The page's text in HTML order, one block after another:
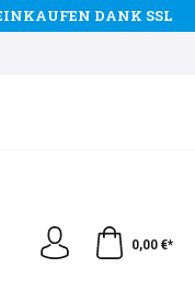
DANK SSL
0,00 €*